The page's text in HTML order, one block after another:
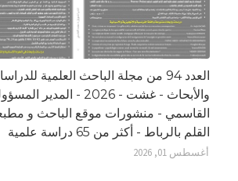
العدد 94 من مجلة الباحث العلمية
والأبحاث - غشت - 2026 -
القاسمي - منشورات موقع الباحث و
القلم بالرباط - أكثر من 65 دراسة علمية
أغسطس 01, 2026